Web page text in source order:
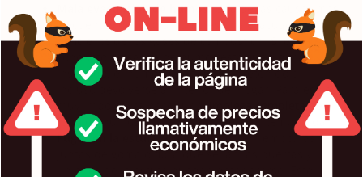
Mala evacuación de humos: Una de las causas más
frecuentes del olor a humo es una evacuación
deficiente de los gases de combustión. Si el
conducto de salida de humos está sucio o mal
instalado, el humo puede quedar retenido o
incluso devolverse al interior del hogar. Para eso es
muy importante hacer unalimpieza completadel
tubo de humos, al menos una vez por temporada.
Fugas en la estufa o caldera:Con el tiempo, las
juntas de goma o fibra que sellan las puertas y
uniones de la estufa pueden deteriorarse. Esto